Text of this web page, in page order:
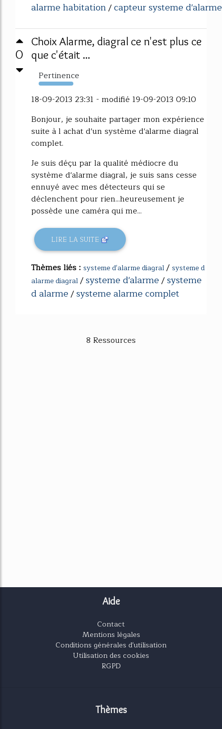
alarme habitation/capteur systeme d'alarme
0
Choix Alarme, diagral ce n'est plus ce
que c'était ...
Pertinence
234%
18-09-2013 23:31 - modifié 19-09-2013 09:10
Bonjour, je souhaite partager mon expérience
suite à l achat d'un système d'alarme diagral
complet.
Je suis déçu par la qualité médiocre du
système d'alarme diagral, je suis sans cesse
ennuyé avec mes détecteurs qui se
déclenchent pour rien...heureusement je
possède une caméra qui me...
LIRE LA SUITE
Thèmes liés : systeme d'alarme diagral/ systeme d
alarme diagral/systeme d'alarme/systeme
d alarme/systeme alarme complet
8 Ressources
Aide
Contact
Mentions légales
Conditions générales d'utilisation
Utilisation des cookies
RGPD
Thèmes